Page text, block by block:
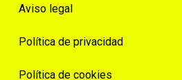
Aviso legal
Política de privacidad
Política de cookies